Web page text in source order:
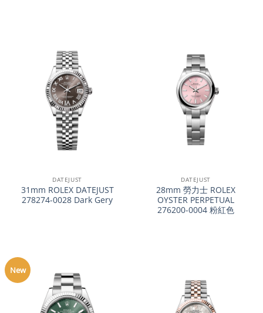
DATEJUST
31mm ROLEX DATEJUST
278274-0028 Dark Gery
DATEJUST
28mm 勞力士 ROLEX
OYSTER PERPETUAL
276200-0004 粉紅色
New